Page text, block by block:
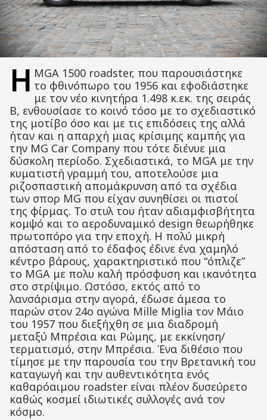
Η MGA 1500 roadster, που παρουσιάστηκε
το φθινόπωρο του 1956 και εφοδιάστηκε
με τον νέο κινητήρα 1.498 κ.εκ. της σειράς
Β, ενθουσίασε το κοινό τόσο με το σχεδιαστικό
της μοτίβο όσο και με τις επιδόσεις της αλλά
ήταν και η απαρχή μιας κρίσιμης καμπής για
την MG Car Company που τότε διένυε μια
δύσκολη περίοδο. Σχεδιαστικά, το MGA με την
κυματιστή γραμμή του, αποτελούσε μια
ριζοσπαστική απομάκρυνση από τα σχέδια
των σπορ MG που είχαν συνηθίσει οι πιστοί
της φίρμας. Το στυλ του ήταν αδιαμφισβήτητα
κομψό και το αεροδυναμικό design θεωρήθηκε
πρωτοπόρο για την εποχή. Η πολύ μικρή
απόσταση από το έδαφος έδινε ένα χαμηλό
κέντρο βάρους, χαρακτηριστικό που “όπλιζε”
το MGA με πολυ καλή πρόσφυση και ικανότητα
στο στρίψιμο. Ωστόσο, εκτός από το
λανσάρισμα στην αγορά, έδωσε άμεσα το
παρών στον 24ο αγώνα Mille Miglia τον Μάιο
του 1957 που διεξήχθη σε μια διαδρομή
μεταξύ Μπρέσια και Ρώμης, με εκκίνηση/
τερματισμό, στην Μπρέσια. Ένα διθέσιο που
τίμησε με την παρουσία του την Βρετανική του
καταγωγή και την αυθεντικότητα ενός
καθαρόαιμου roadster είναι πλέον δυσεύρετο
καθώς κοσμεί ιδιωτικές συλλογές ανά τον
κόσμο.